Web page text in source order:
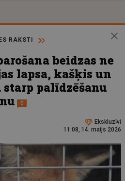
RAKSTI
beidzas ne
lapsa, kašķis un
palīdzēšanu
0
Ekskluzīvi
11:08, 14. maijs 2026